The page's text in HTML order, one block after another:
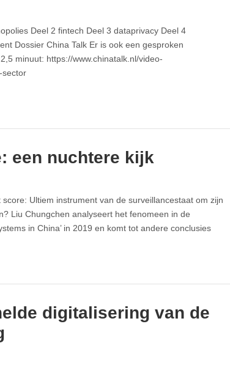
Deel 2 fintech Deel 3 dataprivacy Deel 4
Dossier China Talk Er is ook een gesproken
minuut: https://www.chinatalk.nl/video-
sector
een nuchtere kijk
score: Ultiem instrument van de surveillancestaat om zijn
Liu Chungchen analyseert het fenomeen in de
in China’ in 2019 en komt tot andere conclusies
digitalisering van de